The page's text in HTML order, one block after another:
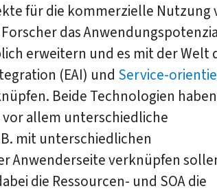
für die kommerzielle Nutzung
das
erweitern und es mit der Welt
(EAI) und Service-
Beide Technologien
vor allem unterschiedliche
mit unterschiedlichen
Anwenderseite verknüpfen
die Ressourcen- und SOA die